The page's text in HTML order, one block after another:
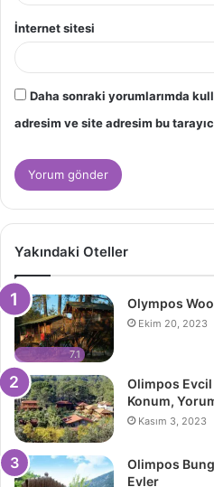
İnternet sitesi
Daha sonraki yorumlarımda
adresim ve site adresim bu
Yakındaki Oteller
7.1
Olympos
Ekim 20, 2023
Olimpos
Konum,
Kasım 3, 2023
Olimpos
Evler